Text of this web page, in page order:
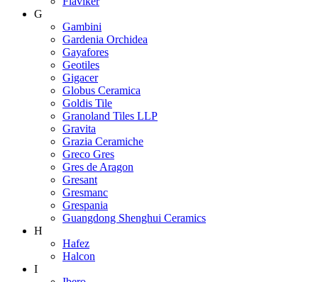
G
Gambini
Gardenia Orchidea
Gayafores
Geotiles
Gigacer
Globus Ceramica
Goldis Tile
Granoland Tiles LLP
Gravita
Grazia Ceramiche
Greco Gres
Gres de Aragon
Gresant
Gresmanc
Grespania
Guangdong Shenghui Ceramics
H
Hafez
Halcon
I